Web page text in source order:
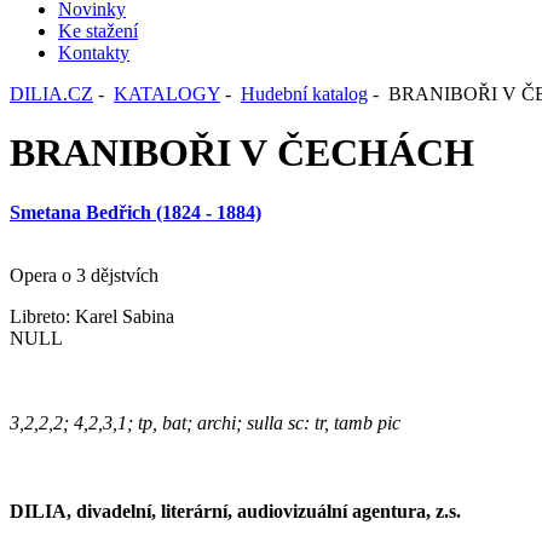
Novinky
Ke stažení
Kontakty
DILIA.CZ - KATALOGY - Hudební katalog - BRANIBOŘI V
BRANIBOŘI V ČECHÁCH
Smetana Bedřich (1824 - 1884)
Opera o 3 dějstvích
Libreto: Karel Sabina
NULL
3,2,2,2; 4,2,3,1; tp, bat; archi; sulla sc: tr, tamb pic
DILIA, divadelní, literární, audiovizuální agentura, z.s.